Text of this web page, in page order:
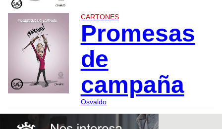
CARTONES
Promesas
de
campaña
Osvaldo